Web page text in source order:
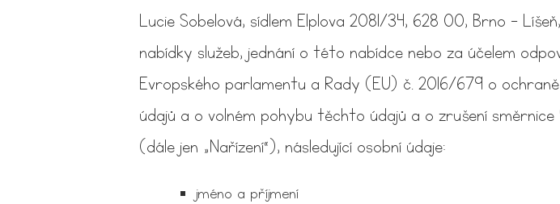
Lucie Sobelová, sídlem Elplova 2081/34, 628 00, Brno -
nabídky služeb, jednání o této nabídce nebo za účelem
Evropského parlamentu a Rady (EU) č. 2016/679 o
údajů a o volném pohybu těchto údajů a o zrušení
(dále jen „Nařízení“), následující osobní údaje:
jméno a příjmení